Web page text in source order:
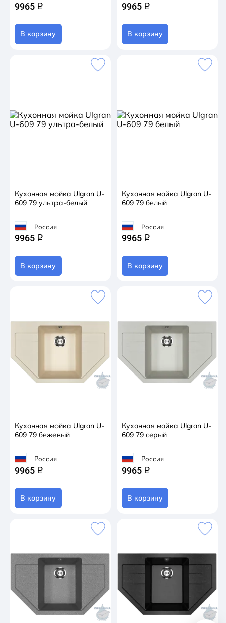
9965 q
В корзину
9965 q
В корзину
Кухонная мойка Ulgran U-
609 79 ультра-белый
Россия
9965 q
В корзину
Кухонная мойка Ulgran U-
609 79 белый
Россия
9965 q
В корзину
Кухонная мойка Ulgran U-
609 79 бежевый
Россия
9965 q
В корзину
Кухонная мойка Ulgran U-
609 79 серый
Россия
9965 q
В корзину